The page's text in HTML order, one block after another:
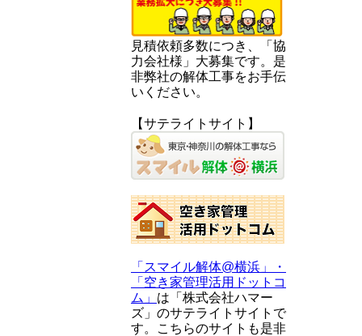
見積依頼多数につき、「協
力会社様」大募集です。是
非弊社の解体工事をお手伝
いください。
【サテライトサイト】
「スマイル解体@横浜」・
「空き家管理活用ドットコ
ム」 は「株式会社ハマー
ズ」のサテライトサイトで
す。こちらのサイトも是非